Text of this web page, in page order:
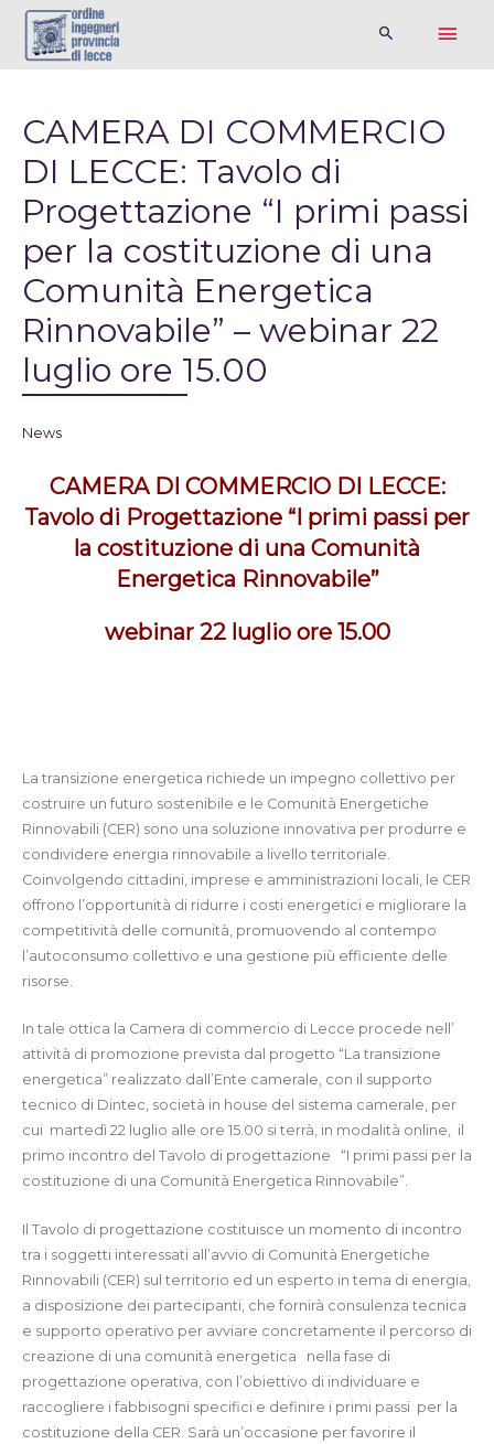
CAMERA DI COMMERCIO
DI LECCE: Tavolo di
Progettazione “I primi passi
per la costituzione di una
Comunità Energetica
Rinnovabile” – webinar 22
luglio ore 15.00
News
CAMERA DI COMMERCIO DI LECCE:
Tavolo di Progettazione “I primi passi per
la costituzione di una Comunità
Energetica Rinnovabile”
webinar 22 luglio ore 15.00
La transizione energetica richiede un impegno collettivo per
costruire un futuro sostenibile e le Comunità Energetiche
Rinnovabili (CER) sono una soluzione innovativa per produrre e
condividere energia rinnovabile a livello territoriale.
Coinvolgendo cittadini, imprese e amministrazioni locali, le CER
offrono l’opportunità di ridurre i costi energetici e migliorare la
competitività delle comunità, promuovendo al contempo
l’autoconsumo collettivo e una gestione più efficiente delle
risorse.
In tale ottica la Camera di commercio di Lecce procede nell’
attività di promozione prevista dal progetto “La transizione
energetica” realizzato dall’Ente camerale, con il supporto
tecnico di Dintec, società in house del sistema camerale, per
cui martedì 22 luglio alle ore 15.00 si terrà, in modalità online, il
primo incontro del Tavolo di progettazione “I primi passi per la
costituzione di una Comunità Energetica Rinnovabile”.
Il Tavolo di progettazione costituisce un momento di incontro
tra i soggetti interessati all’avvio di Comunità Energetiche
Rinnovabili (CER) sul territorio ed un esperto in tema di energia,
a disposizione dei partecipanti, che fornirà consulenza tecnica
e supporto operativo per avviare concretamente il percorso di
creazione di una comunità energetica nella fase di
progettazione operativa, con l’obiettivo di individuare e
raccogliere i fabbisogni specifici e definire i primi passi per la
costituzione della CER. Sarà un’occasione per favorire il